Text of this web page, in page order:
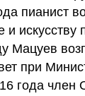
пианист
и искусству
Мацуев
при
года член